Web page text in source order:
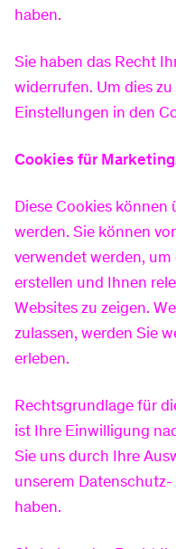
haben.
Sie haben das Recht
widerrufen. Um dies
Einstellungen in den
Cookies für
Diese Cookies können
werden. Sie können
verwendet werden,
erstellen und Ihnen
Websites zu zeigen.
zulassen, werden Sie
erleben.
Rechtsgrundlage für
ist Ihre Einwilligung
Sie uns durch Ihre
unserem
haben.